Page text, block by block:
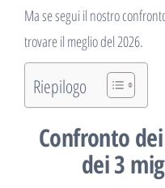
Ma se segui il nostro
trovare il meglio del 2026.
Riepilogo
Confronto
dei 3